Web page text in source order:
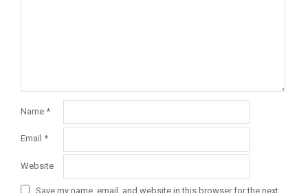
Name *
Email *
Website
Save my name, email, and website in this browser for the next